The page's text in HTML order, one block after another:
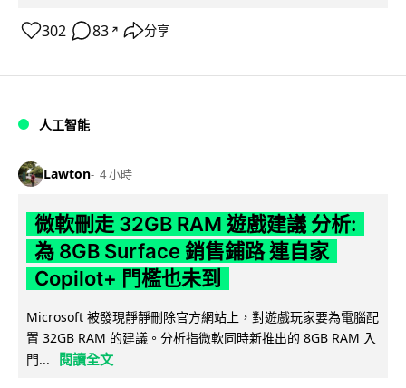
302 83 ↗ 分享
人工智能
Lawton 4 小時
微軟刪走 32GB RAM 遊戲建議 分析:
為 8GB Surface 銷售鋪路 連自家
Copilot+ 門檻也未到
Microsoft 被發現靜靜刪除官方網站上，對遊戲玩家要為電腦配
置 32GB RAM 的建議。分析指微軟同時新推出的 8GB RAM 入
門...
閱讀全文